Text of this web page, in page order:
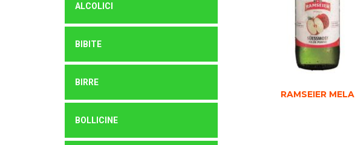
RAMSEIER MELA
ALCOLICI
BIBITE
BIRRE
BOLLICINE